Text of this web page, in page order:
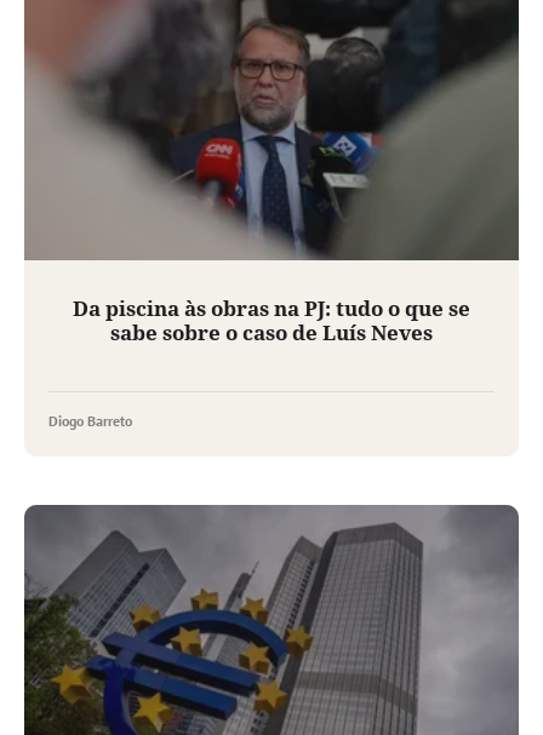
Da piscina às obras na PJ: tudo o que se
sabe sobre o caso de Luís Neves
Diogo Barreto